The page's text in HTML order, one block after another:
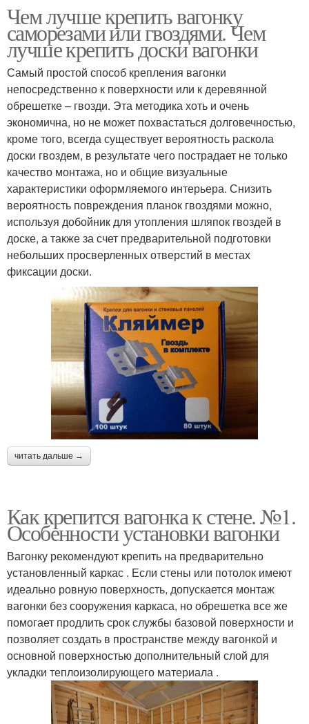
Чем лучше крепить вагонку
саморезами или гвоздями. Чем
лучше крепить доски вагонки
Самый простой способ крепления вагонки
непосредственно к поверхности или к деревянной
обрешетке – гвозди. Эта методика хоть и очень
экономична, но не может похвастаться долговечностью,
кроме того, всегда существует вероятность раскола
доски гвоздем, в результате чего пострадает не только
качество монтажа, но и общие визуальные
характеристики оформляемого интерьера. Снизить
вероятность повреждения планок гвоздями можно,
используя добойник для утопления шляпок гвоздей в
доске, а также за счет предварительной подготовки
небольших просверленных отверстий в местах
фиксации доски.
читать дальше →
Как крепится вагонка к стене. №1.
Особенности установки вагонки
Вагонку рекомендуют крепить на предварительно
установленный каркас . Если стены или потолок имеют
идеально ровную поверхность, допускается монтаж
вагонки без сооружения каркаса, но обрешетка все же
помогает продлить срок службы базовой поверхности и
позволяет создать в пространстве между вагонкой и
основной поверхностью дополнительный слой для
укладки теплоизолирующего материала .